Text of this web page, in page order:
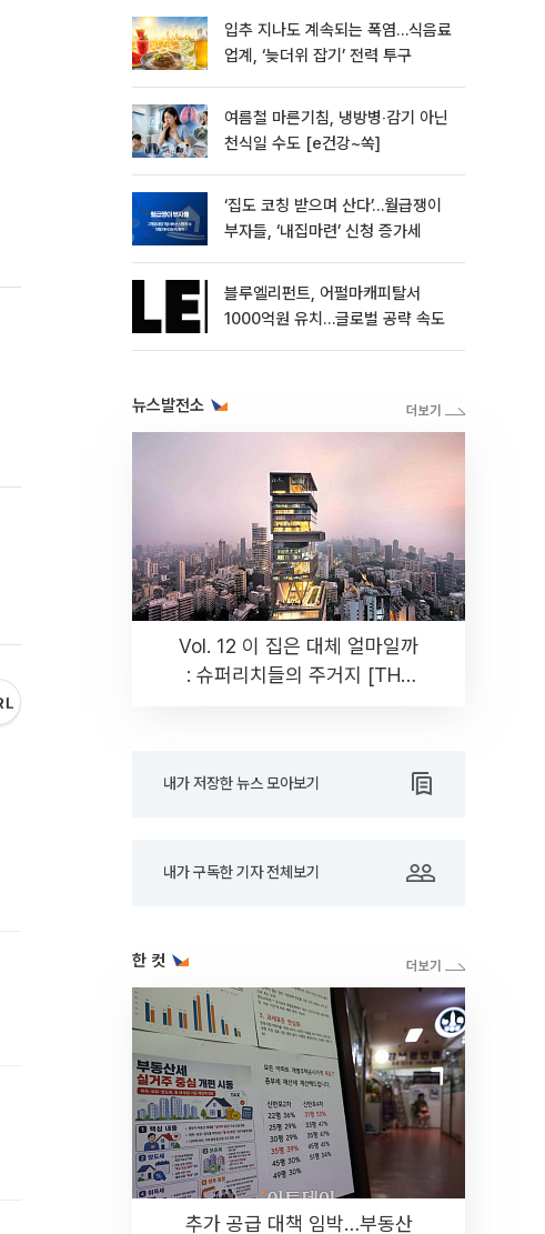
입추 지나도 계속되는 폭염…식음료
업계, ‘늦더위 잡기’ 전력 투구
여름철 마른기침, 냉방병‧감기 아닌
천식일 수도 [e건강~쏙]
‘집도 코칭 받으며 산다’…월급쟁이
부자들, ‘내집마련’ 신청 증가세
블루엘리펀트, 어펄마캐피탈서
1000억원 유치…글로벌 공략 속도
뉴스발전소
Vol. 12 이 집은 대체 얼마일까
: 슈퍼리치들의 주거지 [THE
내가 저장한 뉴스 모아보기
내가 구독한 기자 전체보기
한 컷
추가 공급 대책 임박…부동산